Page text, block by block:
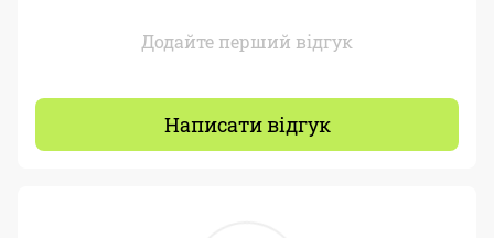
Додайте перший відгук
Написати відгук